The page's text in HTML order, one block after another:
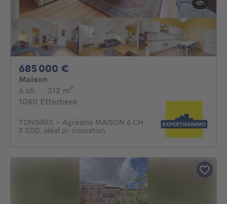
685 000 €
Maison
6 ch. 6 chambres
· 212 m²
1040 Etterbeek
TONGRES - Agréable MAISON 6 CH
3 SDD, idéal pr colocation